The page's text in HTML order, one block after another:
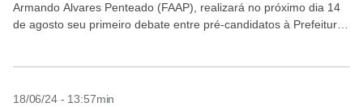
Armando Alvares Penteado (FAAP), realizará no próximo dia 14
de agosto seu primeiro debate entre pré-candidatos à Prefeitura
18/06/24 - 13:57min